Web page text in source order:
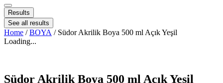
Results
See all results
Home /BOYA / Südor Akrilik Boya 500 ml Açık Yeşil
Loading...
Südor Akrilik Boya 500 ml Açık Yeşil